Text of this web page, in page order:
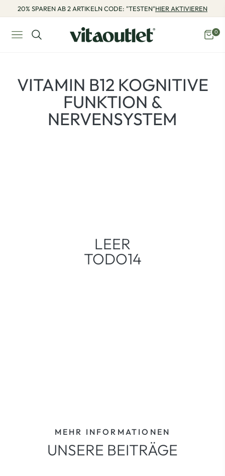
20% SPAREN AB 2 ARTIKELN CODE: "TESTEN"HIER AKTIVIEREN
Navigation
0
PRODUKTE:
VITAMIN B12 KOGNITIVE
FUNKTION &
NERVENSYSTEM
LEER
TODO14
MEHR INFORMATIONEN
UNSERE BEITRÄGE